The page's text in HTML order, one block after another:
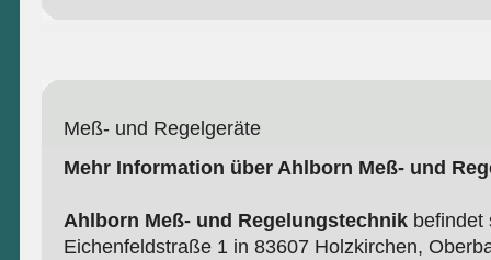
Meß- und Regelgeräte
Mehr Information über Ahlborn Meß- und
Ahlborn Meß- und Regelungstechnikbefindet
Eichenfeldstraße 1 in 83607 Holzkirchen,